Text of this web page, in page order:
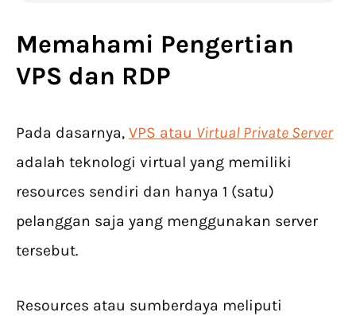
Memahami Pengertian
VPS dan RDP
Pada dasarnya, VPS atau Virtual Private Server
adalah teknologi virtual yang memiliki
resources sendiri dan hanya 1 (satu)
pelanggan saja yang menggunakan server
tersebut.
Resources atau sumberdaya meliputi